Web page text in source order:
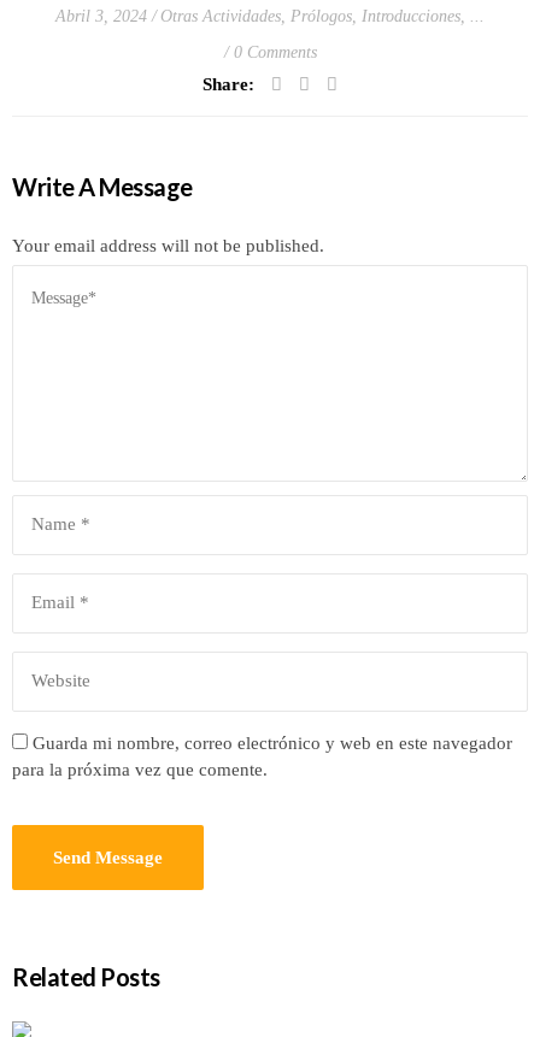
Abril 3, 2024 Otras Actividades Prólogos, Introducciones, ...
0 Comments
Share:
Write A Message
Your email address will not be published.
Guarda mi nombre, correo electrónico y web en este navegador
para la próxima vez que comente.
Related Posts